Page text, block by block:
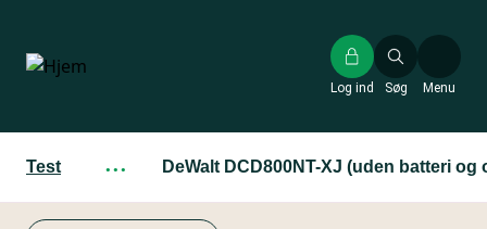
hovedindhold
Søg
Log ind Menu
Test ··· DeWalt DCD800NT-XJ (uden batteri og